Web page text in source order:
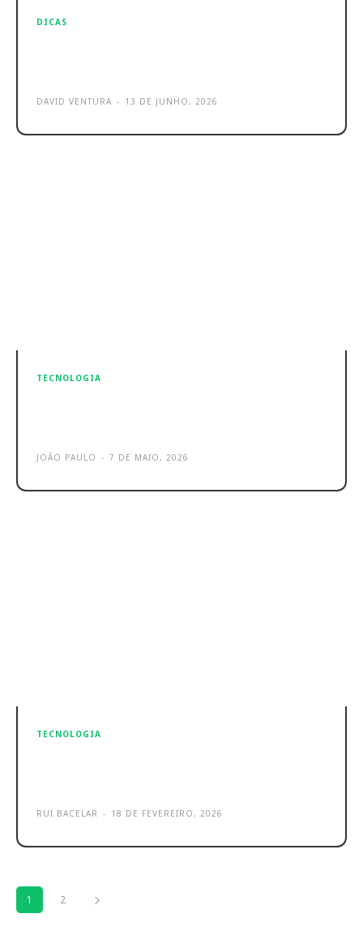
DICAS
DAVID VENTURA - 13 DE JUNHO, 2026
TECNOLOGIA
JOÃO PAULO - 7 DE MAIO, 2026
TECNOLOGIA
RUI BACELAR - 18 DE FEVEREIRO, 2026
1 2